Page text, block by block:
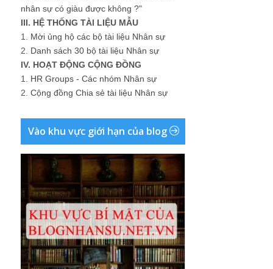
nhân sự có giàu được không ?"
III. HỆ THỐNG TÀI LIỆU MẪU
1. Mời ủng hộ các bộ tài liệu Nhân sự
2. Danh sách 30 bộ tài liệu Nhân sự
IV. HOẠT ĐỘNG CỘNG ĐỒNG
1. HR Groups - Các nhóm Nhân sự
2. Cộng đồng Chia sẻ tài liệu Nhân sự
Vào khu vực giới hạn của blog